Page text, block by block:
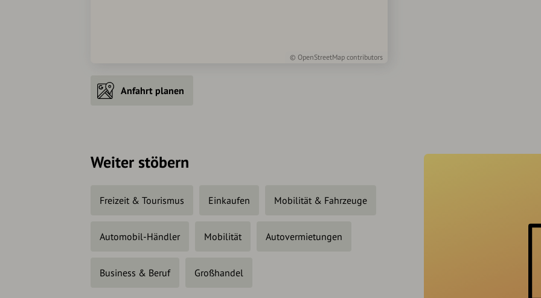
© OpenStreetMap contributors
Anfahrt planen
Weiter stöbern
Freizeit & Tourismus Einkaufen Mobilität & Fahrzeuge
Automobil-Händler Mobilität Autovermietungen
Business & Beruf Großhandel